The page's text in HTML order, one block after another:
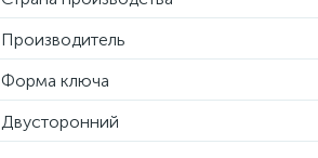
Производитель
Форма ключа
Двусторонний